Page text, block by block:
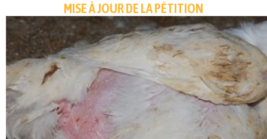
MISE À JOUR DE LA PÉTITION